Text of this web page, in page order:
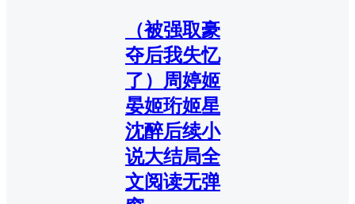
（被强取豪
夺后我失忆
了）周婷姬
晏姬珩姬星
沈醉后续小
说大结局全
文阅读无弹